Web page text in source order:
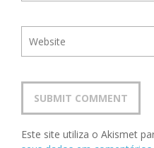
Este site utiliza o Akismet